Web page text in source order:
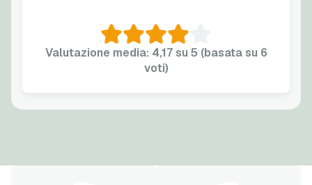
Valutazione media: 4,17 su 5 (basata su 6
voti)